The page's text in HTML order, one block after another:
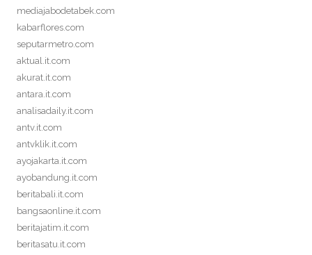
mediajabodetabek.com
kabarflores.com
seputarmetro.com
aktual.it.com
akurat.it.com
antara.it.com
analisadaily.it.com
antv.it.com
antvklik.it.com
ayojakarta.it.com
ayobandung.it.com
beritabali.it.com
bangsaonline.it.com
beritajatim.it.com
beritasatu.it.com